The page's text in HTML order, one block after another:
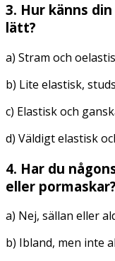
3. Hur känns
lätt?
a) Stram och
b) Lite elastisk,
c) Elastisk och
d) Väldigt elastisk
4. Har du
eller pormaskar?
a) Nej, sällan eller
b) Ibland, men inte